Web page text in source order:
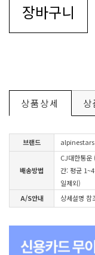
장바구니
상품상세
브랜드 alpinestars
배송방법
CJ대한통운
간: 평균
일제외)
A/S안내 상세설명 참